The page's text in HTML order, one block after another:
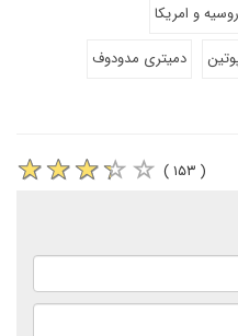
روسیه و امریکا
دمیتری مدودوف
( ۱۵۳ )